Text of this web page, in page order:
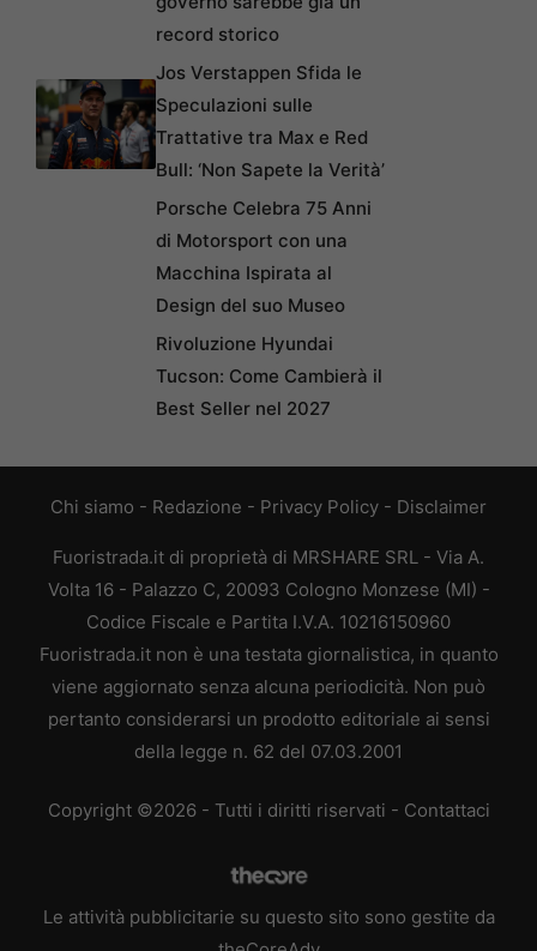
record storico
Jos Verstappen Sfida le
Speculazioni sulle
Trattative tra Max e Red
Bull: ‘Non Sapete la Verità’
Porsche Celebra 75 Anni
di Motorsport con una
Macchina Ispirata al
Design del suo Museo
Rivoluzione Hyundai
Tucson: Come Cambierà il
Best Seller nel 2027
Chi siamo - Redazione - Privacy Policy - Disclaimer
Fuoristrada.it di proprietà di MRSHARE SRL - Via A.
Volta 16 - Palazzo C, 20093 Cologno Monzese (MI) -
Codice Fiscale e Partita I.V.A. 10216150960
Fuoristrada.it non è una testata giornalistica, in quanto
viene aggiornato senza alcuna periodicità. Non può
pertanto considerarsi un prodotto editoriale ai sensi
della legge n. 62 del 07.03.2001
Copyright ©2026 - Tutti i diritti riservati - Contattaci
Le attività pubblicitarie su questo sito sono gestite da